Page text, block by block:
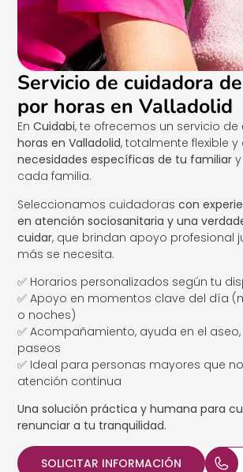
Servicio de cuidadora
por horas en Valladolid
EnCuidabi, te ofrecemos un servicio de
horas en Valladolid, totalmente flexible
necesidades específicas de tu familiar
cada familia.
Seleccionamos cuidadorascon
en atención sociosanitaria y una
cuidar, que brindan apoyo profesional
más se necesita.
✅ Horarios personalizados según tu
✅ Apoyo en momentos clave del día
o noches)
✅ Acompañamiento, ayuda en el
paseos
✅ Ideal para personas mayores que
atención continua
Una solución práctica y humana para
renunciar a tu tranquilidad.
SOLICITAR INFORMACIÓN